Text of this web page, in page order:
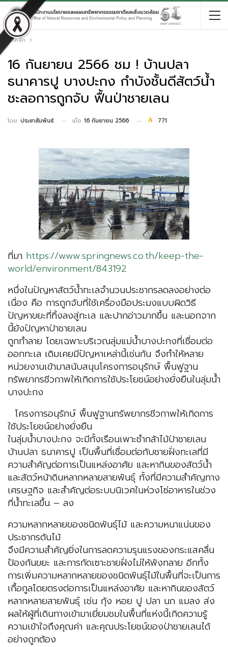
หน้าหลัก
16 กันยายน 2566 ชม ! บ้านปลา
ธนาคารปู บางปะกง กำบังชั้นดีสัตว์น้ำ
ชะลอการถูกจับ ฟื้นป่าชายเลน
โดย ประชาสัมพันธ์ เมื่อ 16 กันยายน 2566 771
ที่มา https://www.springnews.co.th/keep-the-
world/environment/843192
หนึ่งในปัญหาสัตว์น้ำทะเลจำนวนประชากรลดลงอย่างต่อ
เนื่อง คือ การถูกจับที่ใช้เครื่องมือประมงแบบผิดวิธี
ปัญหาขยะที่ทิ้งลงสู่ทะเล และปากอ่าวมากขึ้น และนอกจาก
นี้ยังปัญหาป่าชายเลน
ถูกทำลาย โดยเฉพาะบริเวณลุ่มแม่น้ำบางปะกงที่เชื่อมต่อ
ออกทะเล เดิมเคยมีปัญหาเหล่านี้เช่นกัน จึงทำให้หลาย
หน่วยงานเข้ามาสนับสนุนโครงการอนุรักษ์ พื้นฟูฐาน
ทรัพยากรชีวกาพให้เกิดการใช้ประโยชน์อย่างยั่งยืนในลุ่มน้ำ
บางปะกง
โครงการอนุรักษ์ พื้นฟูฐานทรัพยากรชีวกาพให้เกิดการ
ใช้ประโยชน์อย่างยั่งยืน
ในลุ่มน้ำบางปะกง จะมีทั้งเรือนเพาะชำกล้าไม้ป่าชายเลน
บ้านปลา ธนาคารปู เป็นพื้นที่เชื่อมต่อกับชายฝั่งทะเลที่มี
ความสำคัญต่อการเป็นแหล่งอาศัย และหากินของสัตว์น้ำ
และสัตว์หน้าดินหลากหลายสายพันธุ์ ทั้งที่มีความสำคัญทาง
เศรษฐกิจ และสำคัญต่อระบบนิเวศในห่วงโซ่อาหารในช่วง
ที่น้ำทะเลขึ้น – ลง
ความหลากหลายของชนิดพันธุ์ไม้ และความหนาแน่นของ
ประชากรต้นไม้
จึงมีความสำคัญยิ่งในการลดความรุนแรงของกระแสคลื่น
ป้องกันขยะ และการกัดเซาะชายฝั่งไม่ให้พังทลาย อีกทั้ง
การเพิ่มความหลากหลายของชนิดพันธุ์ไม้ในพื้นที่จะเป็นการ
เกื้อกูลโดยตรงต่อการเป็นแหล่งอาศัย และหากินของสัตว์
หลากหลายสายพันธุ์ เช่น กุ้ง หอย ปู ปลา นก แมลง ส่ง
ผลให้ผู้ที่เดินทางเข้ามาเยี่ยมชมในพื้นที่แห่งนี้เกิดความรู้
ความเข้าใจถึงคุณค่า และคุณประโยชน์ของป่าชายเลนได้
อย่างถูกต้อง